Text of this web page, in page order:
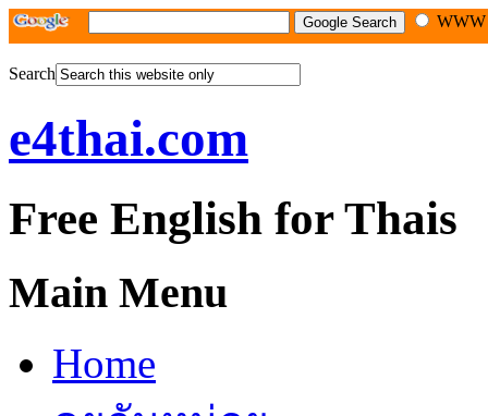
Search
e4thai.com
Free English for Thais
Main Menu
Home